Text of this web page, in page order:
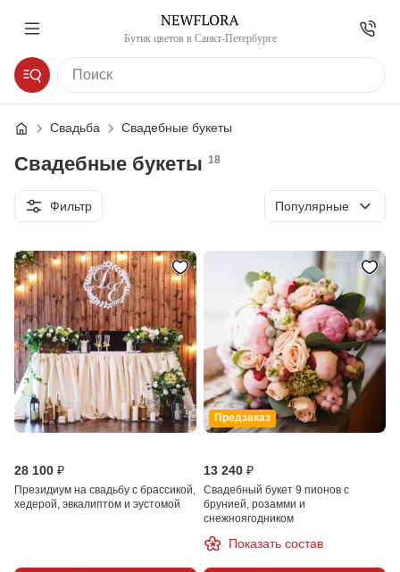
Бутик цветов в Санкт-Петербурге
Свадьба Свадебные букеты
Свадебные букеты 18
Фильтр Сортировка
Популярные
28 100 ₽
Президиум на свадьбу с брассикой,
хедерой, эвкалиптом и эустомой
Предзаказ
13 240 ₽
Свадебный букет 9 пионов с
брунией, розамми и
снежноягодником
Показать состав